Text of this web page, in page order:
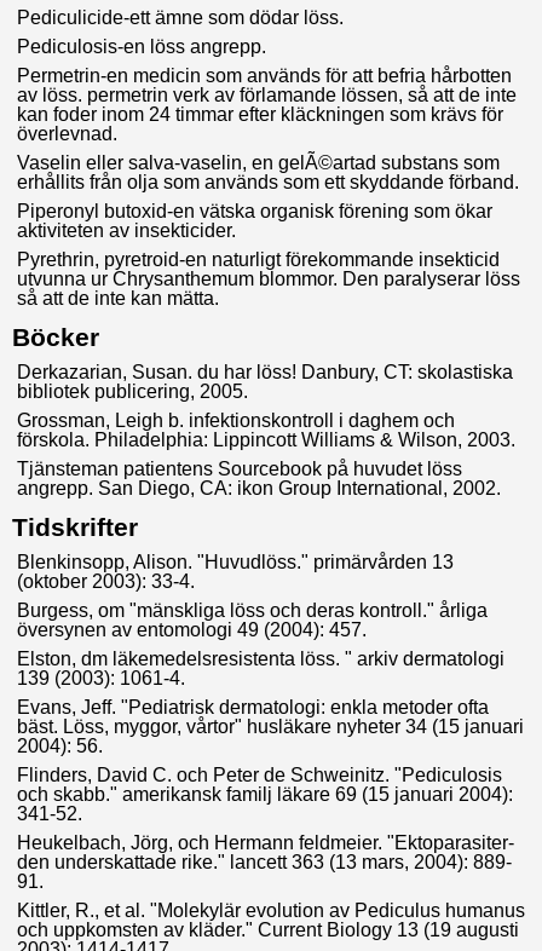
Pediculicide-ett ämne som dödar löss.
Pediculosis-en löss angrepp.
Permetrin-en medicin som används för att befria hårbotten
av löss. permetrin verk av förlamande lössen, så att de inte
kan foder inom 24 timmar efter kläckningen som krävs för
överlevnad.
Vaselin eller salva-vaselin, en gelÃ©artad substans som
erhållits från olja som används som ett skyddande förband.
Piperonyl butoxid-en vätska organisk förening som ökar
aktiviteten av insekticider.
Pyrethrin, pyretroid-en naturligt förekommande insekticid
utvunna ur Chrysanthemum blommor. Den paralyserar löss
så att de inte kan mätta.
Böcker
Derkazarian, Susan. du har löss! Danbury, CT: skolastiska
bibliotek publicering, 2005.
Grossman, Leigh b. infektionskontroll i daghem och
förskola. Philadelphia: Lippincott Williams & Wilson, 2003.
Tjänsteman patientens Sourcebook på huvudet löss
angrepp. San Diego, CA: ikon Group International, 2002.
Tidskrifter
Blenkinsopp, Alison. "Huvudlöss." primärvården 13
(oktober 2003): 33-4.
Burgess, om "mänskliga löss och deras kontroll." årliga
översynen av entomologi 49 (2004): 457.
Elston, dm läkemedelsresistenta löss. " arkiv dermatologi
139 (2003): 1061-4.
Evans, Jeff. "Pediatrisk dermatologi: enkla metoder ofta
bäst. Löss, myggor, vårtor" husläkare nyheter 34 (15 januari
2004): 56.
Flinders, David C. och Peter de Schweinitz. "Pediculosis
och skabb." amerikansk familj läkare 69 (15 januari 2004):
341-52.
Heukelbach, Jörg, och Hermann feldmeier. "Ektoparasiter-
den underskattade rike." lancett 363 (13 mars, 2004): 889-
91.
Kittler, R., et al. "Molekylär evolution av Pediculus humanus
och uppkomsten av kläder." Current Biology 13 (19 augusti